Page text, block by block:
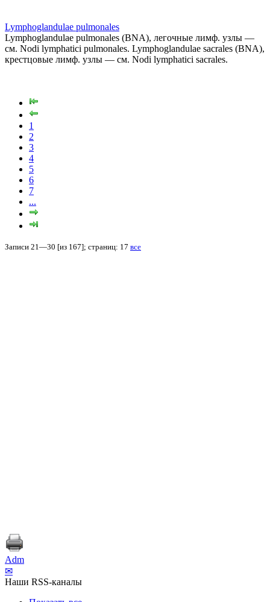
Lymphoglandulae pulmonales
Lymphoglandulae pulmonales (BNA), легочные лимф. узлы —
см. Nodi lymphatici pulmonales. Lymphoglandulae sacrales (BNA),
крестцовые лимф. узлы — см. Nodi lymphatici sacrales.
1
2
3
4
5
6
7
...
Записи 21—30 [из 167]; страниц: 17 все
Adm
✉
Наши RSS-каналы